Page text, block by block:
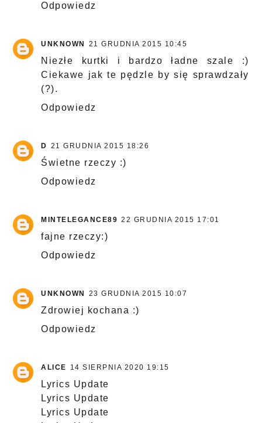
Odpowiedz
UNKNOWN 21 GRUDNIA 2015 10:45
Niezłe kurtki i bardzo ładne szale :)
Ciekawe jak te pędzle by się sprawdzały
(?).
Odpowiedz
D 21 GRUDNIA 2015 18:26
Świetne rzeczy :)
Odpowiedz
MINTELEGANCE89 22 GRUDNIA 2015 17:01
fajne rzeczy:)
Odpowiedz
UNKNOWN 23 GRUDNIA 2015 10:07
Zdrowiej kochana :)
Odpowiedz
ALICE 14 SIERPNIA 2020 19:15
Lyrics Update
Lyrics Update
Lyrics Update